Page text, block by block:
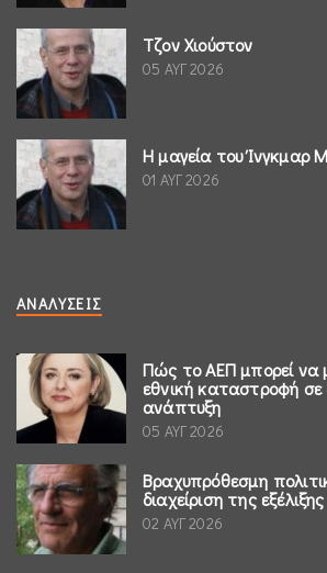
Τζον Χιούστον
05 ΑΥΓ 2026
Η μαγεία του Ίνγκμαρ
01 ΑΥΓ 2026
ΑΝΑΛΎΣΕΙΣ
Πώς το ΑΕΠ μπορεί να
εθνική καταστροφή σε
ανάπτυξη
05 ΑΥΓ 2026
Βραχυπρόθεσμη
διαχείριση της εξέλιξης
02 ΑΥΓ 2026